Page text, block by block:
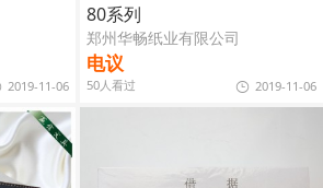
2019-11-06
80系列
郑州华畅纸业有限公司
电议
50人看过 2019-11-06